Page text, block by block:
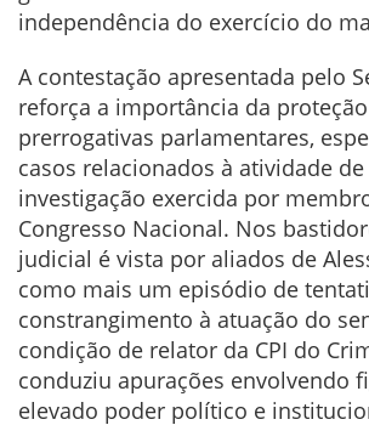
independência do exercício do
A contestação apresentada pelo
reforça a importância da
prerrogativas parlamentares,
casos relacionados à atividade
investigação exercida por
Congresso Nacional. Nos
judicial é vista por aliados de
como mais um episódio de
constrangimento à atuação do
condição de relator da CPI do
conduziu apurações envolvendo
elevado poder político e